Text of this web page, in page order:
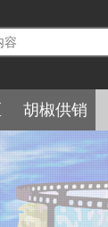
胡椒供销